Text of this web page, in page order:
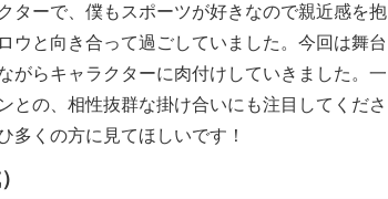
ーで、僕もスポーツが好きなので親近感を抱
ウと向き合って過ごしていました。今回は舞台
がらキャラクターに肉付けしていきました。一
との、相性抜群な掛け合いにも注目してくださ
多くの方に見てほしいです！